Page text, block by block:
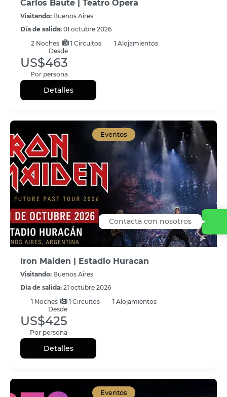
Carlos Baute | Teatro Opera
Visitando: Buenos Aires
Día de salida: 01 octubre 2026
2 Noches 1 Circuitos
1 Alojamientos
Desde
US$463
Por persona
Detalles
Eventos
Iron Maiden | Estadio Huracan
Visitando: Buenos Aires
Día de salida: 21 octubre 2026
1 Noches 1 Circuitos
1 Alojamientos
Desde
US$425
Por persona
Detalles
Eventos
Contacta con nosotros